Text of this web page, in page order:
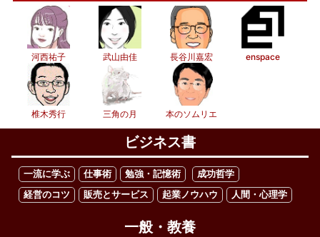
河西祐子 武山由佳 長谷川嘉宏 enspace
椎木秀行 三角の月 本のソムリエ
ビジネス書
一流に学ぶ 仕事術 勉強・記憶術
成功哲学
経営のコツ
販売とサービス 起業ノウハウ 人間・心理学
一般・教養